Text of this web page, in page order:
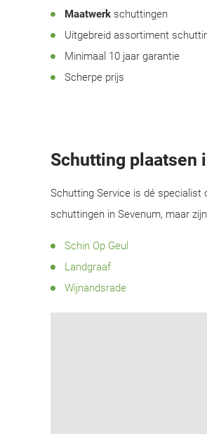
Maatwerk schuttingen
Uitgebreid assortiment
Minimaal 10 jaar garantie
Scherpe prijs
Schutting plaatsen
Schutting Service is dé specialist
schuttingen in Sevenum, maar
Schin Op Geul
Landgraaf
Wijnandsrade